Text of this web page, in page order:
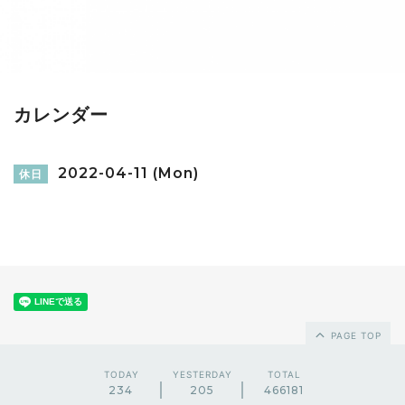
カレンダー
休日 2022-04-11 (Mon)
PAGE TOP
TODAY
234
YESTERDAY
205
TOTAL
466181